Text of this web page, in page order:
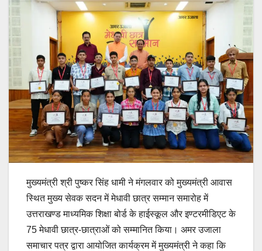
मुख्यमंत्री श्री पुष्कर सिंह धामी ने मंगलवार को मुख्यमंत्री आवास
स्थित मुख्य सेवक सदन में मेधावी छात्र सम्मान समारोह में
उत्तराखण्ड माध्यमिक शिक्षा बोर्ड के हाईस्कूल और इण्टरमीडिएट के
75 मेधावी छात्र-छात्राओं को सम्मानित किया। अमर उजाला
समाचार पत्र द्वारा आयोजित कार्यक्रम में मुख्यमंत्री ने कहा कि